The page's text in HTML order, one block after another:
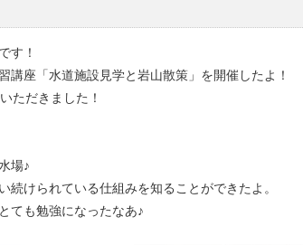
す！
講座「水道施設見学と岩山散策」を開催したよ！
ただきました！
場♪
続けられている仕組みを知ることができたよ。
ても勉強になったなあ♪